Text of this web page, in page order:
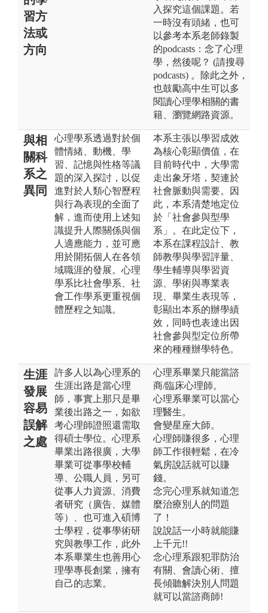
習方
法或
方向
入探究這個課題。若
一時沒有頭緒，也可
以參考本系老師錄製
的podcasts：念了心理
學，然後呢？ (請搜尋
podcasts) 。除此之外，
也鼓勵高中生可以多
閱讀心理學相關的書
籍、瀏覽網路資源。
與相
關科
系之
異同
心理學系透過對於個
體情緒、動機、學
習、記憶與性格等議
題的深入探討，以促
進對於人類心智歷程
與行為表現的全面了
解，進而使用上述知
識提升人際關係與個
人適應能力，並可應
用於開拓個人在各領
域職涯的發展。心理
學系比社會學系、社
會工作學系更重視個
體歷程之知識。
本系主張以學習成效
為核心彰顯價值，在
目前時代中，大學需
走出象牙塔，契連於
社會脈動與需要。因
此，本系清楚地定位
於「社會參與型學
系」。在此定位下，
本系在課程設計、教
師教學與學習評量、
學生輔導與學習資
源、學術與專業表
現、畢業生表現等，
彰顯出本系的辦學績
效，同時也表達出因
社會參與型定位所帶
來的種種辦學特色。
生涯
發展
容易
誤解
之處
許多人以為心理系的
生涯出路是當心理
師，事實上那只是畢
業後出路之一，如欲
考心理師證照還需取
得碩士學位。心理系
畢業出路很廣，大學
畢業可從事學校輔
導、公職人員，另可
從事人力資源、消費
者研究（廣告、媒體
等）、也可進入碩博
士學程，從事學術研
究與教學工作，此外
本系畢業生也善用心
理學專長創業，擁有
自己的志業。
心理系畢業只能當諮
商/臨床心理師。
心理系畢業可以當心
理醫生。
會變星座大師。
心理師賺很多，心理
師工作很輕鬆，在冷
氣房說話就可以賺
錢。
念完心理系就知道怎
麼治療別人的問題
了！
說說話一小時就能賺
上千元!!
念心理系跟犯罪防治
有關、會讀心術、擅
長傾聽解決別人問題
就可以當諮商師!